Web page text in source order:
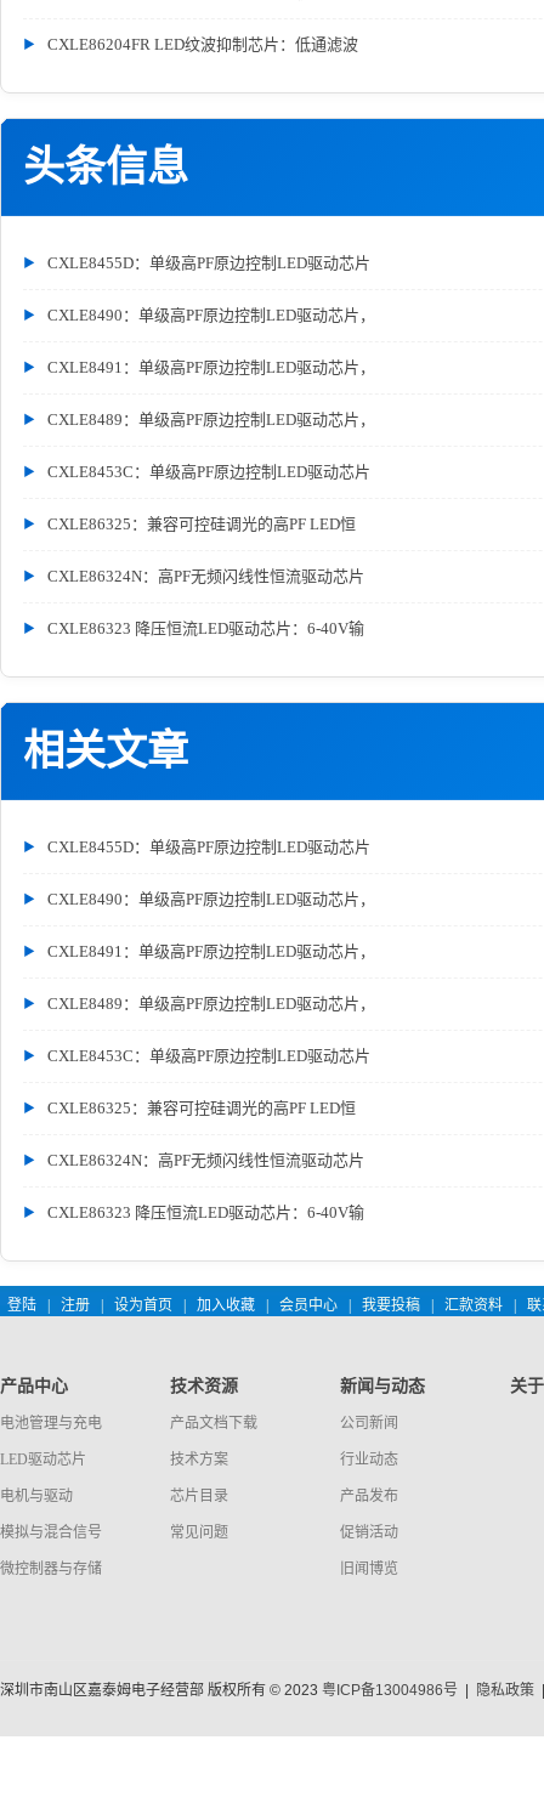
CXLE86204FR LED纹波抑制芯片：低通滤波
头条信息
CXLE8455D：单级高PF原边控制LED驱动芯片
CXLE8490：单级高PF原边控制LED驱动芯片，
CXLE8491：单级高PF原边控制LED驱动芯片，
CXLE8489：单级高PF原边控制LED驱动芯片，
CXLE8453C：单级高PF原边控制LED驱动芯片
CXLE86325：兼容可控硅调光的高PF LED恒
CXLE86324N：高PF无频闪线性恒流驱动芯片
CXLE86323 降压恒流LED驱动芯片：6-40V输
相关文章
CXLE8455D：单级高PF原边控制LED驱动芯片
CXLE8490：单级高PF原边控制LED驱动芯片，
CXLE8491：单级高PF原边控制LED驱动芯片，
CXLE8489：单级高PF原边控制LED驱动芯片，
CXLE8453C：单级高PF原边控制LED驱动芯片
CXLE86325：兼容可控硅调光的高PF LED恒
CXLE86324N：高PF无频闪线性恒流驱动芯片
CXLE86323 降压恒流LED驱动芯片：6-40V输
登陆 注册 设为首页 加入收藏 会员中心 我要投稿 汇款资料
产品中心
电池管理与充电
LED驱动芯片
电机与驱动
模拟与混合信号
微控制器与存储
技术资源
产品文档下载
技术方案
芯片目录
常见问题
新闻与动态
公司新闻
行业动态
产品发布
促销活动
旧闻博览
关
深圳市南山区嘉泰姆电子经营部 版权所有 © 2023 粤ICP备13004986号 隐私政策